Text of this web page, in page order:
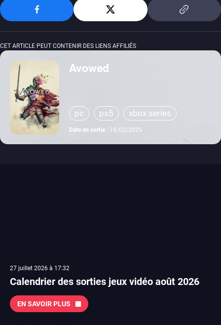
CET ARTICLE PEUT CONTENIR DES LIENS AFFILIÉS
Avowed
pc ps5 xbox series
Date de sortie : 18/02/2025
27 juillet 2026 à 17:32
Calendrier des sorties jeux vidéo août 2026
EN SAVOIR PLUS